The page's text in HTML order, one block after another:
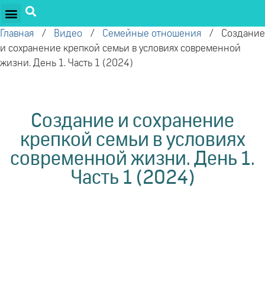
Главная / Видео / Семейные отношения / Создание
и сохранение крепкой семьи в условиях современной
жизни. День 1. Часть 1 (2024)
Создание и сохранение
крепкой семьи в условиях
современной жизни. День 1.
Часть 1 (2024)